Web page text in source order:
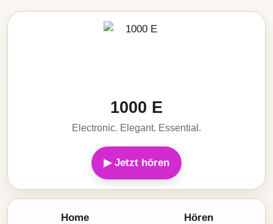
1000 E
Electronic. Elegant. Essential.
▶ Jetzt hören
Home Hören